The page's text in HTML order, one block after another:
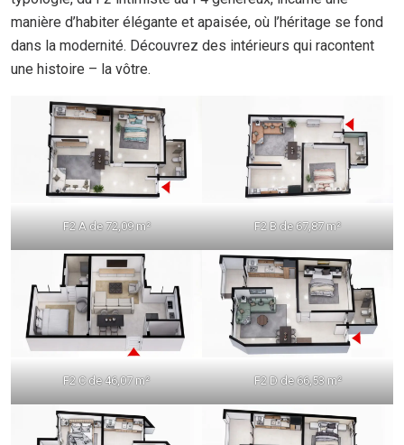
manière d’habiter élégante et apaisée, où l’héritage se fond
dans la modernité. Découvrez des intérieurs qui racontent
une histoire – la vôtre.
F2 A de 72,09 m² F2 B de 67,87 m²
F2 C de 46,07 m² F2 D de 66,53 m²